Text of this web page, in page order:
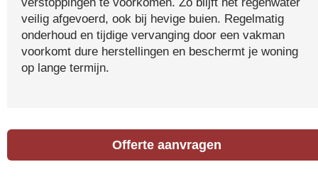
veilig afgevoerd, ook bij hevige buien. Regelmatig
onderhoud en tijdige vervanging door een vakman
voorkomt dure herstellingen en beschermt je woning
op lange termijn.
Offerte aanvragen